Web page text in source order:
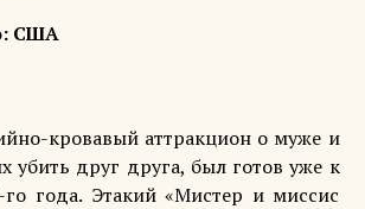
США
кровавый аттракцион о муже и
убить друг друга, был готов уже к
го года. Этакий «Мистер и миссис